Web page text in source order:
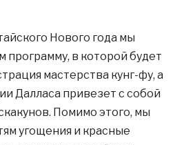
Нового года мы
программу, в которой будет
мастерства кунг-фу, а
Далласа привезет с собой
Помимо этого, мы
угощения и красные